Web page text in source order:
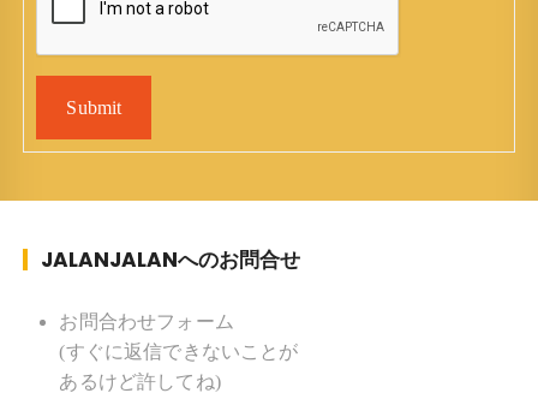
Submit
JALANJALANへのお問合せ
お問合わせフォーム
(すぐに返信できないことが
あるけど許してね)